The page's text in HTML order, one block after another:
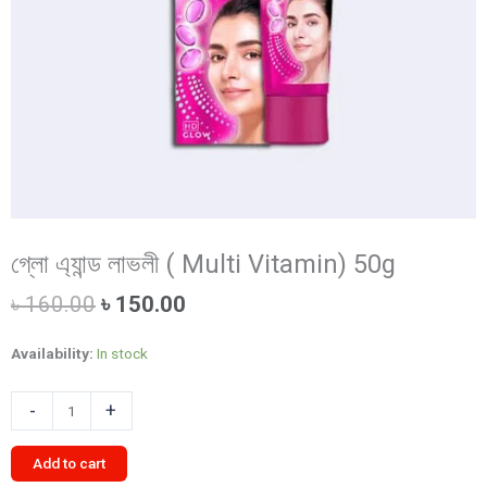
গ্লো এ্যান্ড লাভলী ( Multi Vitamin) 50g
৳160.00 Original
was:
৳ 150.00
Availability: In stock
-
এ্যান্ড
লাভলী
(
+
Add to cart